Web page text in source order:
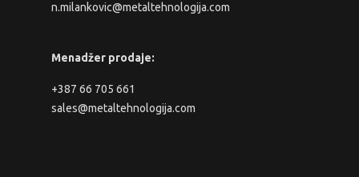
n.milankovic@metaltehnologija.com
Menadžer prodaje:
+387 66 705 661
sales@metaltehnologija.com